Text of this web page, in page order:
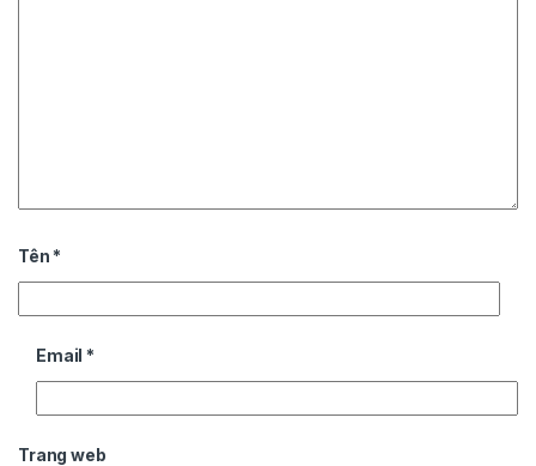
Tên *
Email *
Trang web